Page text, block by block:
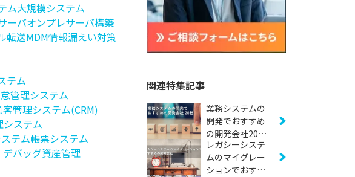
ム大規模システム
ーバオンプレサーバ構築
転送MDM情報漏えい対策
テム
管理システム
客管理システム(CRM)
システム
テム帳票システム
デバッグ資産管理
関連特集記事
業務システムの
開発でおすすめ
の開発会社20社
【2026年版】
レガシーシステ
ムのマイグレー
ションでおすす